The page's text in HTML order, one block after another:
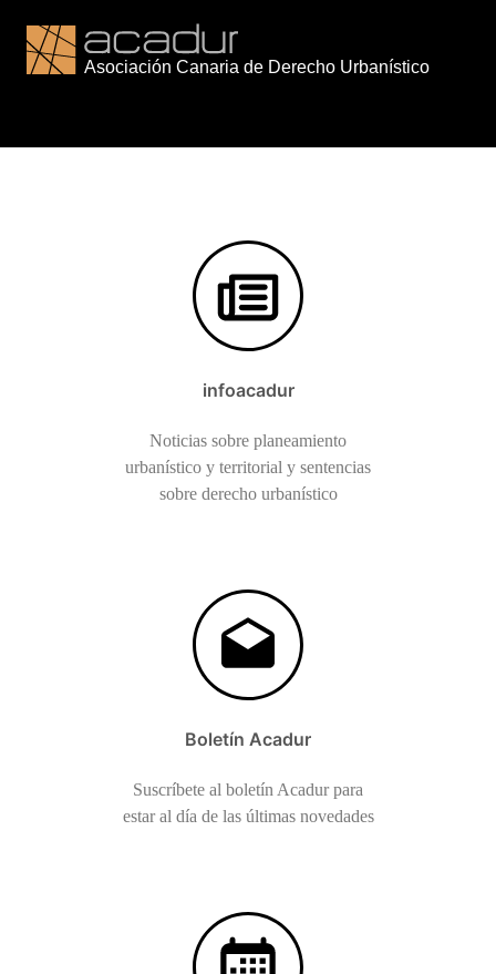
contenido
infoacadur
Noticias sobre planeamiento
urbanístico y territorial y sentencias
sobre derecho urbanístico
Boletín Acadur
Suscríbete al boletín Acadur para
estar al día de las últimas novedades